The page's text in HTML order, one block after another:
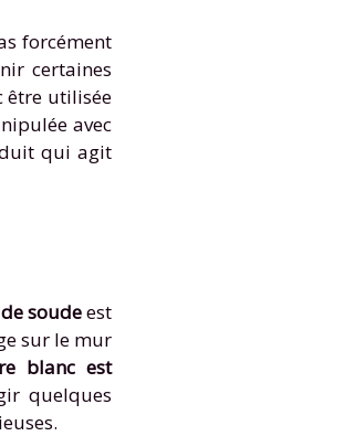
forcément
certaines
être utilisée
avec
qui agit
soudeest
sur le mur
blanc est
quelques